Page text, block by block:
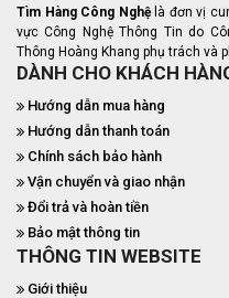
Tìm Hàng Công Nghệ là đơn vị
vực Công Nghệ Thông Tin do
Thông Hoàng Khang phụ trách và
DÀNH CHO KHÁCH
Hướng dẫn mua hàng
Hướng dẫn thanh toán
Chính sách bảo hành
Vận chuyển và giao nhận
Đổi trả và hoàn tiền
Bảo mật thông tin
THÔNG TIN WEBSITE
Giới thiệu